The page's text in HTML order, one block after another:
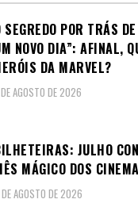
SEGREDO POR TRÁS
NOVO DIA”: AFINAL,
DA MARVEL?
AGOSTO DE 2026
JULHO
MÁGICO DOS
AGOSTO DE 2026